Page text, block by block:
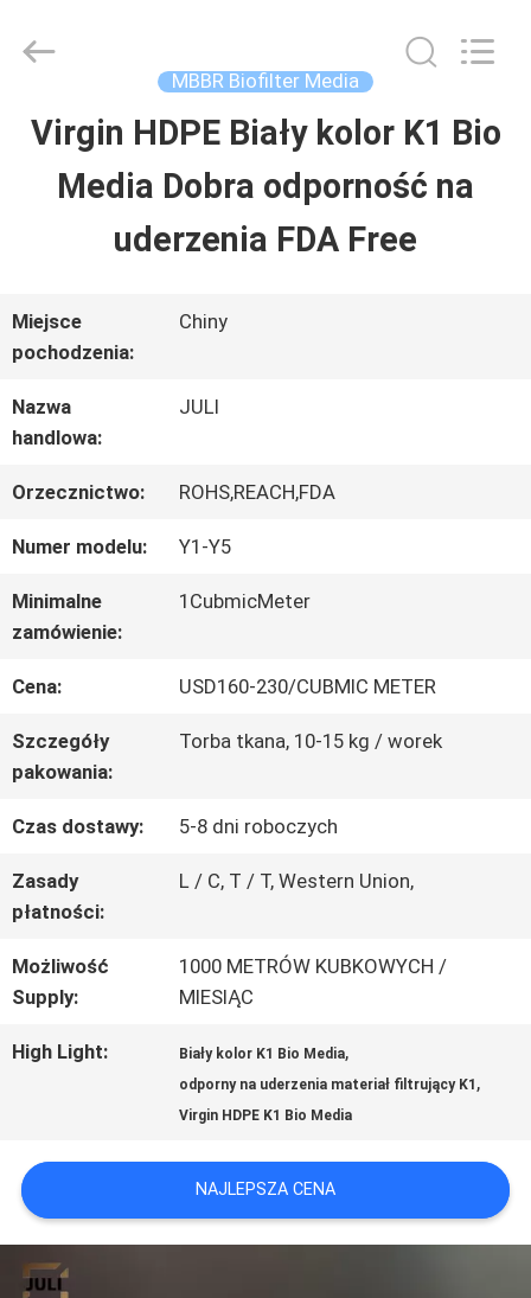
DO
DOMU
O
NAS
WYCIECZKA
PO
FABRYCE
KONTROLA
JAKOŚCI
SKONTAKTUJ
SIĘ
Z
NAMI
WYCENĘ
SITEMAP
Plastic
CO.,LTD.
Reserved.
Developed
MBBR Biofilter Media
Virgin HDPE Biały kolor K1 Bio
Media Dobra odporność na
uderzenia FDA Free
Miejsce
pochodzenia:
Chiny
Nazwa
handlowa:
JULI
Orzecznictwo: ROHS,REACH,FDA
Numer modelu: Y1-Y5
Minimalne
zamówienie:
1CubmicMeter
Cena: USD160-230/CUBMIC METER
Szczegóły
pakowania:
Torba tkana, 10-15 kg / worek
Czas dostawy: 5-8 dni roboczych
Zasady
płatności:
L / C, T / T, Western Union,
Możliwość
Supply:
1000 METRÓW KUBKOWYCH /
MIESIĄC
High Light: Biały kolor K1 Bio Media,
odporny na uderzenia materiał filtrujący K1 ,
Virgin HDPE K1 Bio Media
NAJLEPSZA CENA